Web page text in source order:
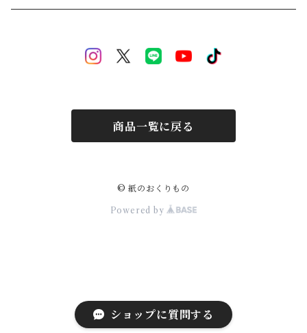
ショップに質問する
Mother's Day
商品一覧に戻る
© 紙のおくりもの
Powered by